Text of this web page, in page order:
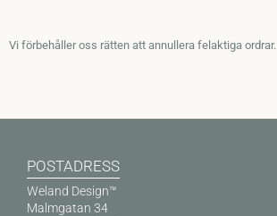
Vi förbehåller oss rätten att annullera felaktiga ordrar.
POSTADRESS
Weland Design™
Malmgatan 34